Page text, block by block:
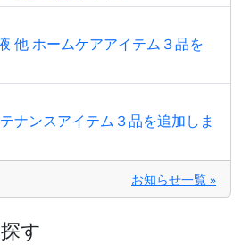
他 ホームケアアイテム３品を
ナンスアイテム３品を追加しま
お知らせ一覧 »
す